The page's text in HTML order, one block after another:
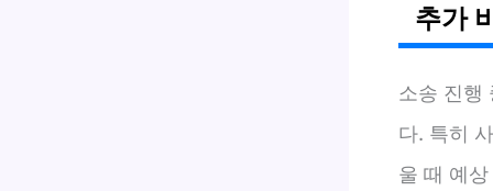
추가
소송 진행
다. 특히
울 때 예